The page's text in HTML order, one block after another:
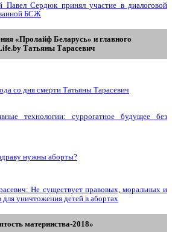
Павел Сердюк принял участие в диалоговой
БСЖ
«Пролайф Беларусь» и главного
Tатьяны Tарасевич
со дня смерти Татьяны Тарасевич
технологии: суррогатное будущее без
нужны аборты?
Не существует правовых, моральных и
уничтожения детей в абортах
материнства-2018»